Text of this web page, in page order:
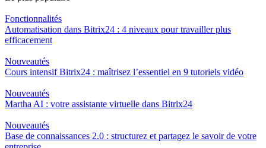
Fonctionnalités
Automatisation dans Bitrix24 : 4 niveaux pour travailler plus
efficacement
Nouveautés
Cours intensif Bitrix24 : maîtrisez l’essentiel en 9 tutoriels vidéo
Nouveautés
Martha AI : votre assistante virtuelle dans Bitrix24
Nouveautés
Base de connaissances 2.0 : structurez et partagez le savoir de votre